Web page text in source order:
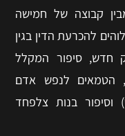
קבוצה של חמישה
להכרעת הדין בגין
חדש, סיפור המקלל
הטמאים לנפש אדם
בנות צלפחד